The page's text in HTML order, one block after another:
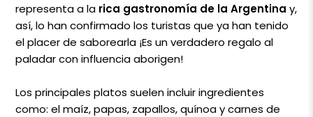
representa a la rica gastronomía de la Argentina y,
así, lo han confirmado los turistas que ya han tenido
el placer de saborearla ¡Es un verdadero regalo al
paladar con influencia aborigen!
Los principales platos suelen incluir ingredientes
como: el maíz, papas, zapallos, quínoa y carnes de